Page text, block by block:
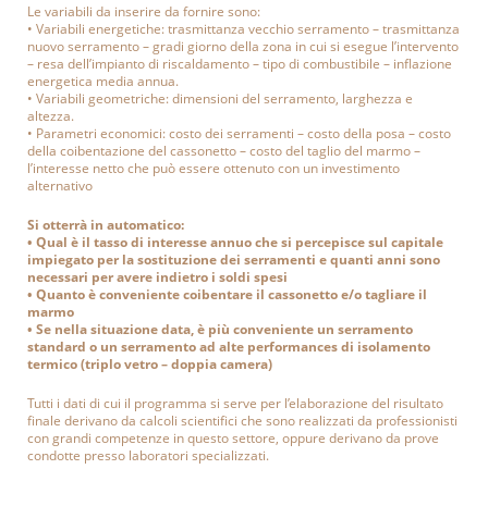
Le variabili da inserire da fornire sono:
• Variabili energetiche: trasmittanza vecchio serramento – trasmittanza
nuovo serramento – gradi giorno della zona in cui si esegue l’intervento
– resa dell’impianto di riscaldamento – tipo di combustibile – inflazione
energetica media annua.
• Variabili geometriche: dimensioni del serramento, larghezza e
altezza.
• Parametri economici: costo dei serramenti – costo della posa – costo
della coibentazione del cassonetto – costo del taglio del marmo –
l’interesse netto che può essere ottenuto con un investimento
alternativo
Si otterrà in automatico:
• Qual è il tasso di interesse annuo che si percepisce sul capitale
impiegato per la sostituzione dei serramenti e quanti anni sono
necessari per avere indietro i soldi spesi
• Quanto è conveniente coibentare il cassonetto e/o tagliare il
marmo
• Se nella situazione data, è più conveniente un serramento
standard o un serramento ad alte performances di isolamento
termico (triplo vetro – doppia camera)
Tutti i dati di cui il programma si serve per l’elaborazione del risultato
finale derivano da calcoli scientifici che sono realizzati da professionisti
con grandi competenze in questo settore, oppure derivano da prove
condotte presso laboratori specializzati.